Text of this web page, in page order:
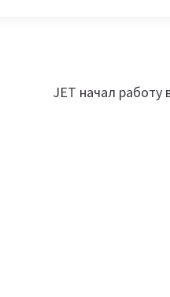
JET начал работу